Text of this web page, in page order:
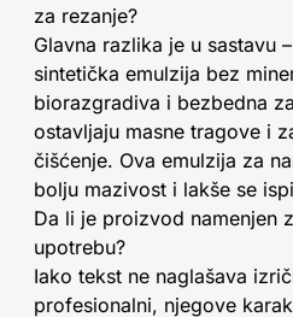
za rezanje?
Glavna razlika je u sastavu
sintetička emulzija bez
biorazgradiva i bezbedna
ostavljaju masne tragove i
čišćenje. Ova emulzija za
bolju mazivost i lakše se
Da li je proizvod namenjen
upotrebu?
Iako tekst ne naglašava
profesionalni, njegove